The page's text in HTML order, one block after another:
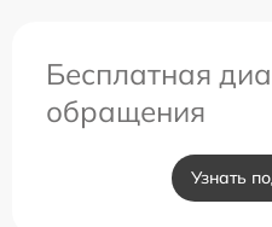
Бесплатная
обращения
Узнать